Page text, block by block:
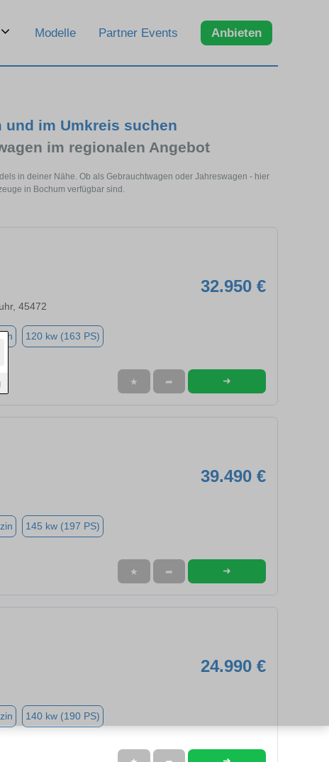
Modelle Partner Events Anbieten
und im Umkreis suchen
im regionalen Angebot
in deiner Nähe. Ob als Gebrauchtwagen oder Jahreswagen - hier
in Bochum verfügbar sind.
32.950 €
45472
120 kw (163 PS)
★ ➦ ➜
39.490 €
145 kw (197 PS)
★ ➦ ➜
24.990 €
140 kw (190 PS)